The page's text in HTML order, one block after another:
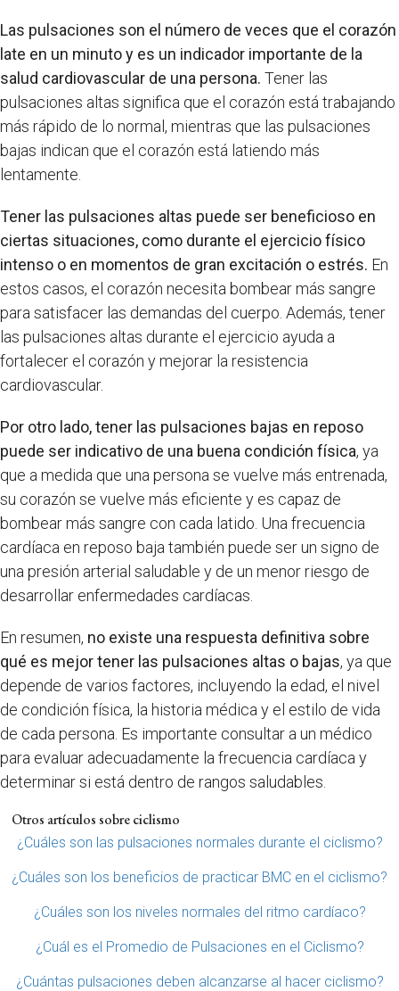
Las pulsaciones son el número de veces que el corazón
late en un minuto y es un indicador importante de la
salud cardiovascular de una persona. Tener las
pulsaciones altas significa que el corazón está trabajando
más rápido de lo normal, mientras que las pulsaciones
bajas indican que el corazón está latiendo más
lentamente.
Tener las pulsaciones altas puede ser beneficioso en
ciertas situaciones, como durante el ejercicio físico
intenso o en momentos de gran excitación o estrés. En
estos casos, el corazón necesita bombear más sangre
para satisfacer las demandas del cuerpo. Además, tener
las pulsaciones altas durante el ejercicio ayuda a
fortalecer el corazón y mejorar la resistencia
cardiovascular.
Por otro lado, tener las pulsaciones bajas en reposo
puede ser indicativo de una buena condición física, ya
que a medida que una persona se vuelve más entrenada,
su corazón se vuelve más eficiente y es capaz de
bombear más sangre con cada latido. Una frecuencia
cardíaca en reposo baja también puede ser un signo de
una presión arterial saludable y de un menor riesgo de
desarrollar enfermedades cardíacas.
En resumen, no existe una respuesta definitiva sobre
qué es mejor tener las pulsaciones altas o bajas, ya que
depende de varios factores, incluyendo la edad, el nivel
de condición física, la historia médica y el estilo de vida
de cada persona. Es importante consultar a un médico
para evaluar adecuadamente la frecuencia cardíaca y
determinar si está dentro de rangos saludables.
Otros artículos sobre ciclismo
¿Cuáles son las pulsaciones normales durante el ciclismo?
¿Cuáles son los beneficios de practicar BMC en el ciclismo?
¿Cuáles son los niveles normales del ritmo cardíaco?
¿Cuál es el Promedio de Pulsaciones en el Ciclismo?
¿Cuántas pulsaciones deben alcanzarse al hacer ciclismo?